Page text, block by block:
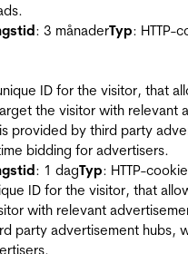
: 3 månaderTyp: HTTP-
ID for the visitor, that
the visitor with relevant
provided by third party
bidding for advertisers.
: 1 dagTyp: HTTP-cookie
ID for the visitor, that
with relevant
party advertisement hubs,